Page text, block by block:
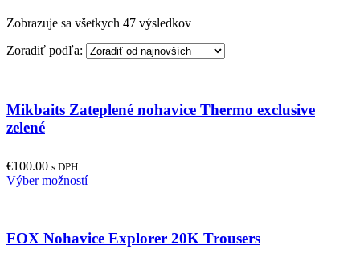
Zobrazuje sa všetkych 47 výsledkov
Zoradiť podľa:
Mikbaits Zateplené nohavice Thermo exclusive
zelené
€100.00 s DPH
Výber možnostíThis
variants.
FOX Nohavice Explorer 20K Trousers